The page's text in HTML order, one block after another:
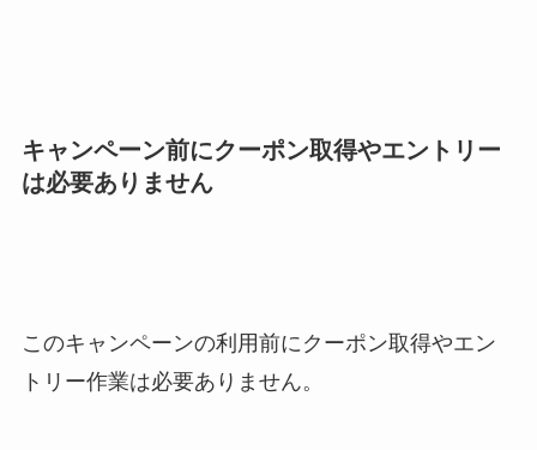
キャンペーン前にクーポン取得やエントリー
は必要ありません
このキャンペーンの利用前にクーポン取得やエン
トリー作業は必要ありません。